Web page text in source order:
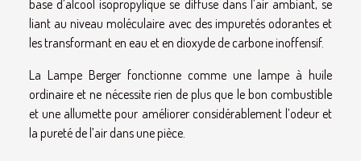
base d’alcool isopropylique se diffuse dans l’air ambiant, se
liant au niveau moléculaire avec des impuretés odorantes et
les transformant en eau et en dioxyde de carbone inoffensif.
La Lampe Berger fonctionne comme une lampe à huile
ordinaire et ne nécessite rien de plus que le bon combustible
et une allumette pour améliorer considérablement l’odeur et
la pureté de l’air dans une pièce.